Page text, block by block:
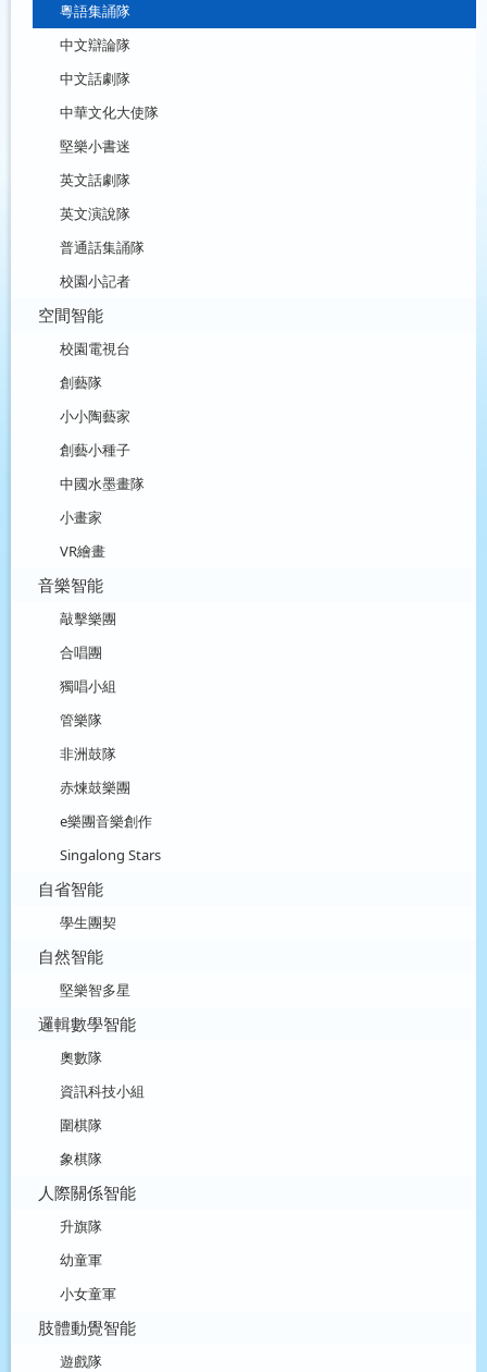
粵語集誦隊
中文辯論隊
中文話劇隊
中華文化大使隊
堅樂小書迷
英文話劇隊
英文演說隊
普通話集誦隊
校園小記者
空間智能
校園電視台
創藝隊
小小陶藝家
創藝小種子
中國水墨畫隊
小畫家
VR繪畫
音樂智能
敲擊樂團
合唱團
獨唱小組
管樂隊
非洲鼓隊
赤煉鼓樂團
e樂團音樂創作
Singalong Stars
自省智能
學生團契
自然智能
堅樂智多星
邏輯數學智能
奧數隊
資訊科技小組
圍棋隊
象棋隊
人際關係智能
升旗隊
幼童軍
小女童軍
肢體動覺智能
遊戲隊